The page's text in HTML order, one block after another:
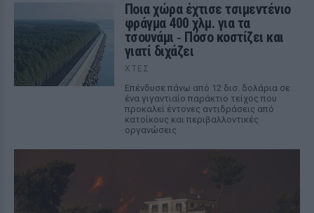
Ποια χώρα έχτισε τσιμεντένιο
φράγμα 400 χλμ. για τα
τσουνάμι ‑ Πόσο κοστίζει και
γιατί διχάζει
ΧΤΕΣ
Επένδυσε πάνω από 12 δισ. δολάρια σε
ένα γιγαντιαίο παράκτιο τείχος που
προκαλεί έντονες αντιδράσεις από
κατοίκους και περιβαλλοντικές
οργανώσεις